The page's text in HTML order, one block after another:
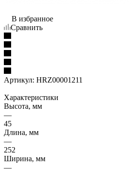
В избранное
Сравнить
Артикул: HRZ00001211
Характеристики
Высота, мм
—
45
Длина, мм
—
252
Ширина, мм
—